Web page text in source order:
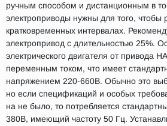
ручным способом и дистанционным в
электроприводы нужны для того, чтобы
кратковременных интервалах.
электропривод с длительностью 25%.
электрического двигателя от привода
переменным током, что имеет
напряжением 220-660В. Обычно это
но если спецификаций и особых
на не было, то потребляется
380В, имеющий частоту 50 Гц.